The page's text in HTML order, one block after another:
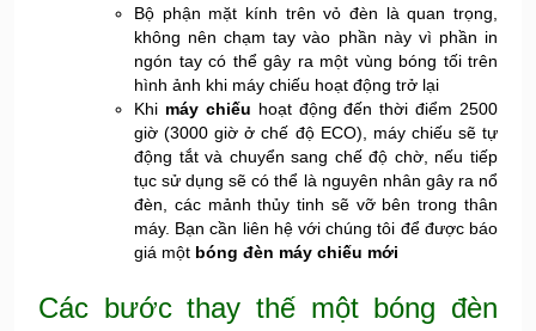
Bộ phận mặt kính trên vỏ đèn là quan trọng,
không nên chạm tay vào phần này vì phần in
ngón tay có thể gây ra một vùng bóng tối trên
hình ảnh khi máy chiếu hoạt động trở lại
Khi máy chiếu hoạt động đến thời điểm 2500
giờ (3000 giờ ở chế độ ECO), máy chiếu sẽ tự
động tắt và chuyển sang chế độ chờ, nếu tiếp
tục sử dụng sẽ có thể là nguyên nhân gây ra nổ
đèn, các mảnh thủy tinh sẽ vỡ bên trong thân
máy. Bạn cần liên hệ với chúng tôi để được báo
giá một bóng đèn máy chiếu mới
Các bước thay thế một bóng đèn